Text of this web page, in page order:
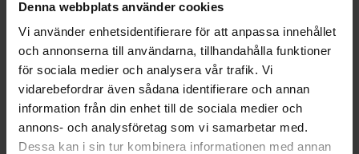
Denna webbplats använder cookies
Vi använder enhetsidentifierare för att anpassa innehållet
och annonserna till användarna, tillhandahålla funktioner
för sociala medier och analysera vår trafik. Vi
vidarebefordrar även sådana identifierare och annan
information från din enhet till de sociala medier och
annons- och analysföretag som vi samarbetar med.
Dessa kan i sin tur kombinera informationen med annan
Pris:59,00 kr
59,00 kr Pris:249,00 kr
249,00 kr
Andra köpte även